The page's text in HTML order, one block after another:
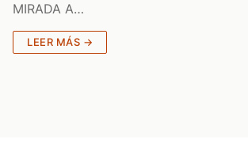
MIRADA A…
LEER MÁS →